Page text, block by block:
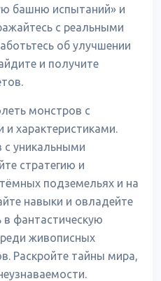
башню испытаний» и
с реальными
об улучшении
и получите
монстров с
характеристиками.
с уникальными
стратегию и
подземельях и на
навыки и овладейте
в фантастическую
живописных
Раскройте тайны мира,